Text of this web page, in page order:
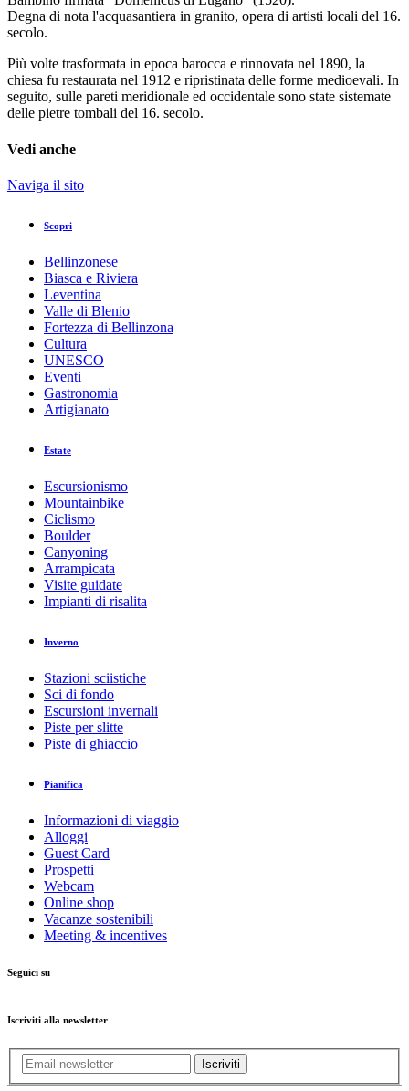
Degna di nota l'acquasantiera in granito, opera di artisti locali del 16.
secolo.
Più volte trasformata in epoca barocca e rinnovata nel 1890, la
chiesa fu restaurata nel 1912 e ripristinata delle forme medioevali. In
seguito, sulle pareti meridionale ed occidentale sono state sistemate
delle pietre tombali del 16. secolo.
Vedi anche
Naviga il sito
Scopri
Bellinzonese
Biasca e Riviera
Leventina
Valle di Blenio
Fortezza di Bellinzona
Cultura
UNESCO
Eventi
Gastronomia
Artigianato
Estate
Escursionismo
Mountainbike
Ciclismo
Boulder
Canyoning
Arrampicata
Visite guidate
Impianti di risalita
Inverno
Stazioni sciistiche
Sci di fondo
Escursioni invernali
Piste per slitte
Piste di ghiaccio
Pianifica
Informazioni di viaggio
Alloggi
Guest Card
Prospetti
Webcam
Online shop
Vacanze sostenibili
Meeting & incentives
Seguici su
Iscriviti alla newsletter
Iscriviti